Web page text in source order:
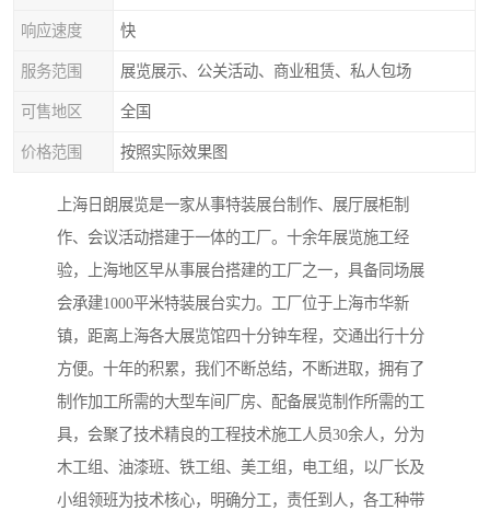
响应速度 快
服务范围 展览展示、公关活动、商业租赁、私人包场
可售地区 全国
价格范围 按照实际效果图
上海日朗展览是一家从事特装展台制作、展厅展柜制
作、会议活动搭建于一体的工厂。十余年展览施工经
验，上海地区早从事展台搭建的工厂之一，具备同场展
会承建1000平米特装展台实力。工厂位于上海市华新
镇，距离上海各大展览馆四十分钟车程，交通出行十分
方便。十年的积累，我们不断总结，不断进取，拥有了
制作加工所需的大型车间厂房、配备展览制作所需的工
具，会聚了技术精良的工程技术施工人员30余人，分为
木工组、油漆班、铁工组、美工组，电工组，以厂长及
小组领班为技术核心，明确分工，责任到人，各工种带